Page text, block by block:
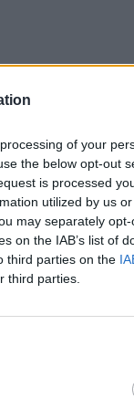
of your
the below opt-out
is processed
utilized by us
may separately
on the IAB’s list of
third parties on the
third parties.
órától
is
Pommerat